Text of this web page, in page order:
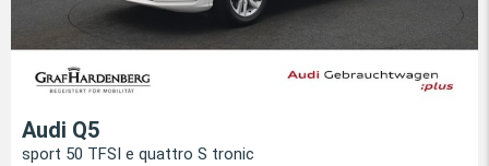
Audi Q5
sport 50 TFSI e quattro S tronic